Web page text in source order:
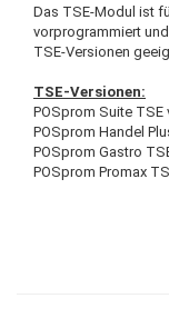
Das TSE-Modul ist
vorprogrammiert
TSE-Versionen
TSE-Versionen:
POSprom Suite TSE
POSprom Handel
POSprom Gastro
POSprom Promax